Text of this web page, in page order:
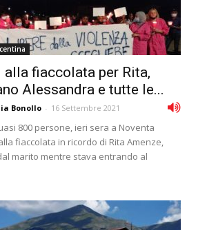
alla fiaccolata per Rita,
Alessandra e tutte le...
Bonollo - 16 Settembre 2021
800 persone, ieri sera a Noventa
fiaccolata in ricordo di Rita Amenze,
marito mentre stava entrando al